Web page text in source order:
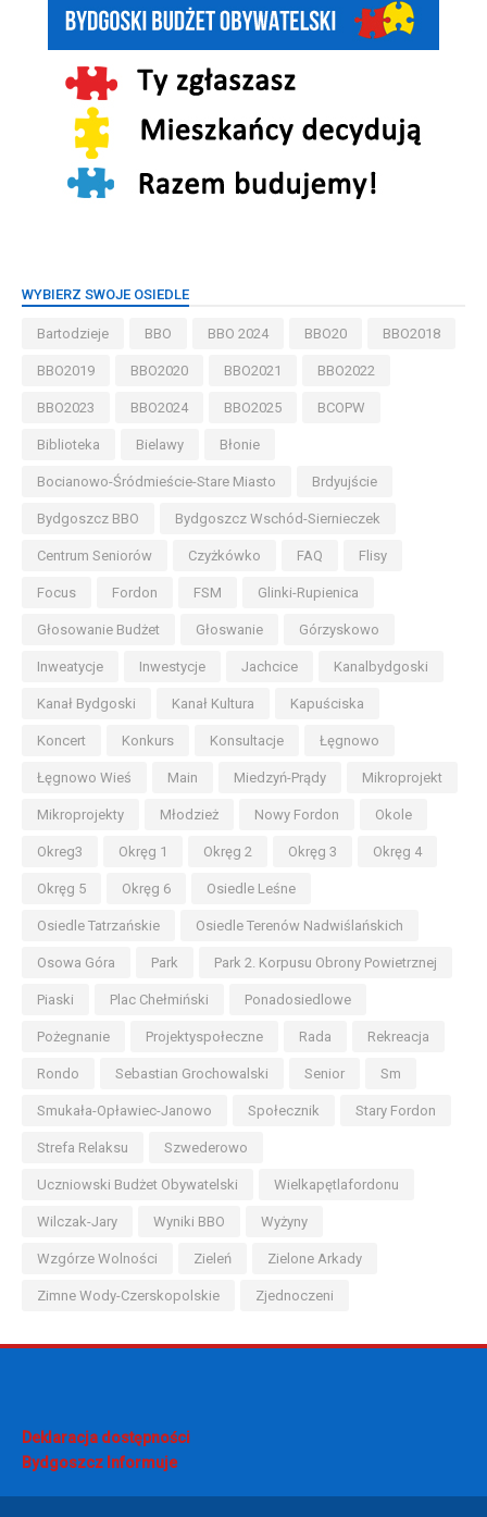
WYBIERZ SWOJE OSIEDLE
Bartodzieje BBO BBO 2024 BBO20 BBO2018
BBO2019 BBO2020 BBO2021 BBO2022
BBO2023 BBO2024 BBO2025 BCOPW
Biblioteka Bielawy Błonie
Bocianowo-Śródmieście-Stare Miasto Brdyujście
Bydgoszcz BBO Bydgoszcz Wschód-Siernieczek
Centrum Seniorów Czyżkówko FAQ Flisy
Focus Fordon FSM Glinki-Rupienica
Głosowanie Budżet Głoswanie Górzyskowo
Inweatycje Inwestycje Jachcice Kanalbydgoski
Kanał Bydgoski Kanał Kultura Kapuściska
Koncert Konkurs Konsultacje Łęgnowo
Łęgnowo Wieś Main Miedzyń-Prądy Mikroprojekt
Mikroprojekty Młodzież Nowy Fordon Okole
Okreg3 Okręg 1 Okręg 2 Okręg 3 Okręg 4
Okręg 5 Okręg 6 Osiedle Leśne
Osiedle Tatrzańskie Osiedle Terenów Nadwiślańskich
Osowa Góra Park Park 2. Korpusu Obrony Powietrznej
Piaski Plac Chełmiński Ponadosiedlowe
Pożegnanie Projektyspołeczne Rada Rekreacja
Rondo Sebastian Grochowalski Senior Sm
Smukała-Opławiec-Janowo Społecznik Stary Fordon
Strefa Relaksu Szwederowo
Uczniowski Budżet Obywatelski Wielkapętlafordonu
Wilczak-Jary Wyniki BBO Wyżyny
Wzgórze Wolności Zieleń Zielone Arkady
Zimne Wody-Czerskopolskie Zjednoczeni
Deklaracja dostępności
Bydgoszcz Informuje